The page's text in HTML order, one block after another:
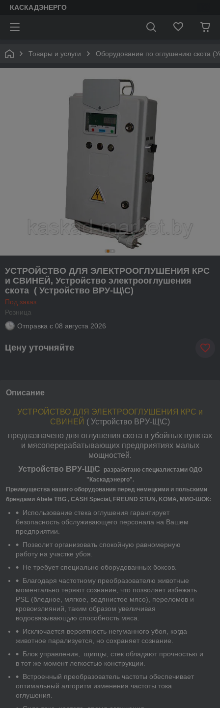
КАСКАДЭНЕРГО
Товары и услуги Оборудование по оглушению скота
УСТРОЙСТВО ДЛЯ ЭЛЕКТРООГЛУШЕНИЯ КРС
и СВИНЕЙ, Устройство электрооглушения
скота ( Устройство ВРУ-Щ\С)
Под заказ
Розница
Отправка с 08 августа 2026
Цену уточняйте
Описание
УСТРОЙСТВО ДЛЯ ЭЛЕКТРООГЛУШЕНИЯ КРС и
СВИНЕЙ ( Устройство ВРУ-Щ\С)
предназначено для оглушения скота в убойных пунктах
и мясоперерабатывающих предприятиях малых
мощностей.
Устройство ВРУ-Щ\С
разработано специалистами ОДО
"Каскадэнерго".
Преимущества нашего оборудования перед немецкими и польскими
брендами Abele TBG , CASH Special, FREUND STUN, KOMA, МИО-ШОК:
Использование стека оглушения гарантирует
безопасность обслуживающего персонала на Вашем
предприятии.
Позволит организовать спокойную равномерную
работу на участке убоя.
Не требует специально оборудованных боксов.
Благодаря частотному преобразователю животные
моментально теряют сознание, что позволяет избежать
PSE (бледное, мягкое, водянистое мясо), переломов и
кровоизлияний, таким образом увеличивая
водосвязывающую способность мяса.
Исключается вероятность негуманного убоя, когда
животное парализуется, но сохраняет сознание.
Блок управления, щипцы, стек обладают прочностью и
в тот же момент легкостью конструкции.
Встроенный преобразователь частоты обеспечивает
оптимальный алгоритм изменения частоты тока
оглушения.